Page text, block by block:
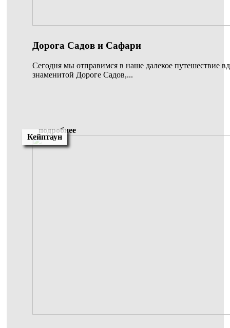
Дорога Садов и Сафари
Сегодня мы отправимся в наше далекое путешествие
знаменитой Дороге Садов,...
подробнее
Кейптаун